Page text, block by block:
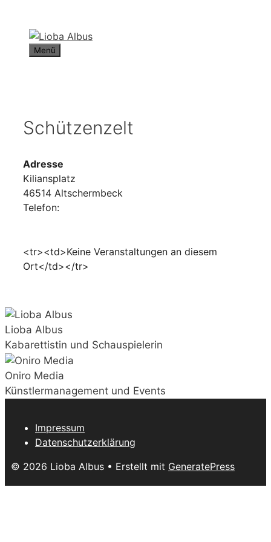
springen
Menü
Schützenzelt
Adresse
Kiliansplatz
46514 Altschermbeck
Telefon:
<tr><td>Keine Veranstaltungen an diesem
Ort</td></tr>
Lioba Albus
Kabarettistin und Schauspielerin
Oniro Media
Künstlermanagement und Events
Impressum
Datenschutzerklärung
© 2026 Lioba Albus • Erstellt mit GeneratePress